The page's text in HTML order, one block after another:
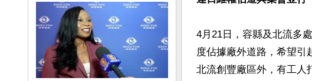
4月21日，容縣及北流多
度佔據廠外道路，希望引
北流創豐廠區外，有工人